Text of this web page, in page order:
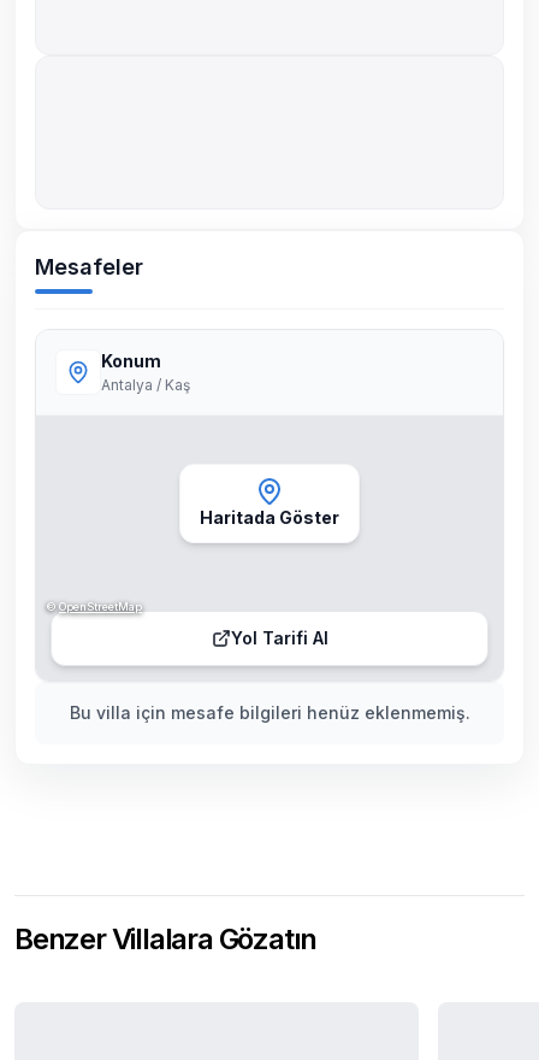
Mesafeler
Bu villa için mesafe bilgileri henüz eklenmemiş.
Konum
Antalya / Kaş
Haritada Göster
Yol Tarifi Al
©OpenStreetMap
Benzer Villalara Gözatın